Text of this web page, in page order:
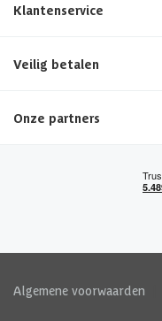
Klantenservice
Veilig betalen
Onze partners
Algemene voorwaarden